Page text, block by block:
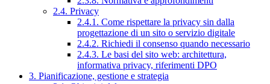
2.4. Privacy
2.4.1. Come rispettare la privacy sin dalla
progettazione di un sito o servizio digitale
2.4.2. Richiedi il consenso quando necessario
2.4.3. Le basi del sito web: architettura,
informativa privacy, riferimenti DPO
3. Pianificazione, gestione e strategia